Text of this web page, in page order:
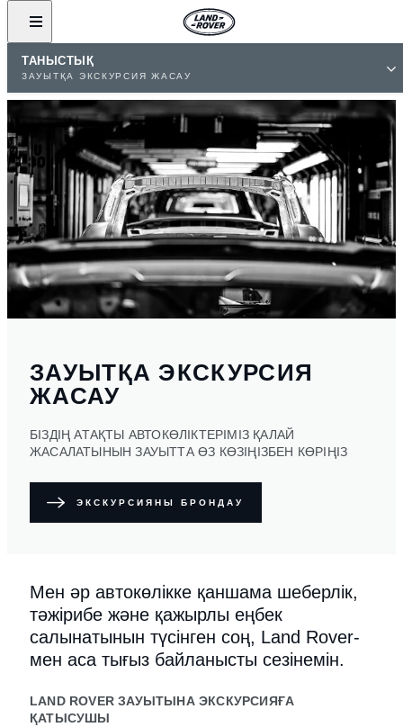
ТАНЫСТЫҚ
ЗАУЫТҚА ЭКСКУРСИЯ ЖАСАУ
ЗАУЫТҚА ЭКСКУРСИЯ
ЖАСАУ
БІЗДІҢ АТАҚТЫ АВТОКӨЛІКТЕРІМІЗ ҚАЛАЙ
ЖАСАЛАТЫНЫН ЗАУЫТТА ӨЗ КӨЗІҢІЗБЕН КӨРІҢІЗ
ЭКСКУРСИЯНЫ БРОНДАУ
Мен әр автокөлікке қаншама шеберлік,
тәжірибе және қажырлы еңбек
салынатынын түсінген соң, Land Rover-
мен аса тығыз байланысты сезінемін.
LAND ROVER ЗАУЫТЫНА ЭКСКУРСИЯҒА
ҚАТЫСУШЫ